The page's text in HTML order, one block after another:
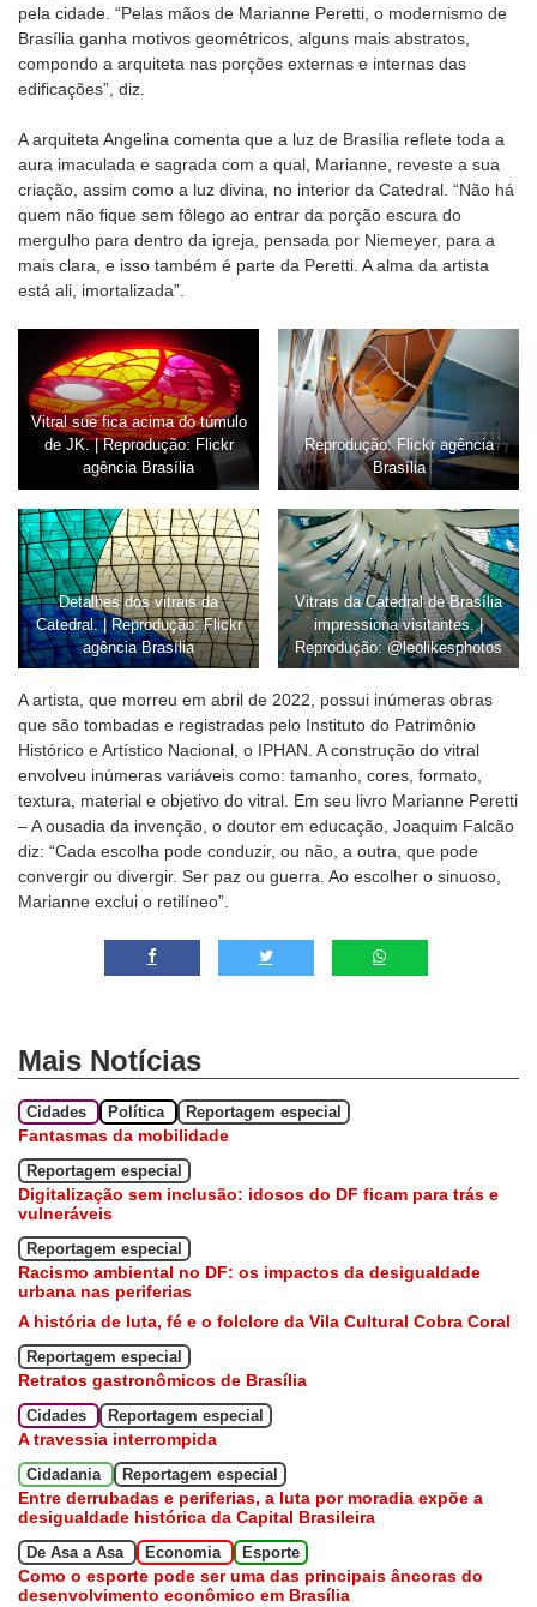
pela cidade. “Pelas mãos de Marianne Peretti, o modernismo de
Brasília ganha motivos geométricos, alguns mais abstratos,
compondo a arquiteta nas porções externas e internas das
edificações”, diz.
A arquiteta Angelina comenta que a luz de Brasília reflete toda a
aura imaculada e sagrada com a qual, Marianne, reveste a sua
criação, assim como a luz divina, no interior da Catedral. “Não há
quem não fique sem fôlego ao entrar da porção escura do
mergulho para dentro da igreja, pensada por Niemeyer, para a
mais clara, e isso também é parte da Peretti. A alma da artista
está ali, imortalizada”.
Vitral sue fica acima do túmulo
de JK. | Reprodução: Flickr
agência Brasília
Reprodução: Flickr agência
Brasília
Detalhes dos vitrais da
Catedral. | Reprodução: Flickr
agência Brasília
Vitrais da Catedral de Brasília
impressiona visitantes. |
Reprodução: @leolikesphotos
A artista, que morreu em abril de 2022, possui inúmeras obras
que são tombadas e registradas pelo Instituto do Patrimônio
Histórico e Artístico Nacional, o IPHAN. A construção do vitral
envolveu inúmeras variáveis como: tamanho, cores, formato,
textura, material e objetivo do vitral. Em seu livro Marianne Peretti
– A ousadia da invenção, o doutor em educação, Joaquim Falcão
diz: “Cada escolha pode conduzir, ou não, a outra, que pode
convergir ou divergir. Ser paz ou guerra. Ao escolher o sinuoso,
Marianne exclui o retilíneo”.
Mais Notícias
Cidades Política Reportagem especial
Fantasmas da mobilidade
Reportagem especial
Digitalização sem inclusão: idosos do DF ficam para trás e
vulneráveis
Reportagem especial
Racismo ambiental no DF: os impactos da desigualdade
urbana nas periferias
A história de luta, fé e o folclore da Vila Cultural Cobra Coral
Reportagem especial
Retratos gastronômicos de Brasília
Cidades Reportagem especial
A travessia interrompida
Cidadania Reportagem especial
Entre derrubadas e periferias, a luta por moradia expõe a
desigualdade histórica da Capital Brasileira
De Asa a Asa Economia Esporte
Como o esporte pode ser uma das principais âncoras do
desenvolvimento econômico em Brasília